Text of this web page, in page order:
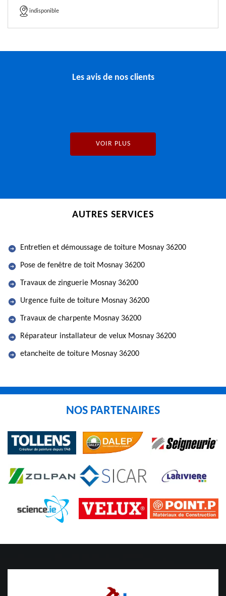
indisponible
Les avis de nos clients
VOIR PLUS
AUTRES SERVICES
Entretien et démoussage de toiture Mosnay 36200
Pose de fenêtre de toit Mosnay 36200
Travaux de zinguerie Mosnay 36200
Urgence fuite de toiture Mosnay 36200
Travaux de charpente Mosnay 36200
Réparateur installateur de velux Mosnay 36200
etancheite de toiture Mosnay 36200
NOS PARTENAIRES